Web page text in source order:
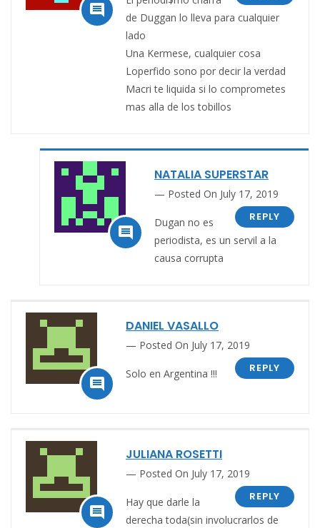

de Duggan lo lleva para cualquier
lado
Una Kermese, cualquier cosa
Loperfido sono por decir la verdad
Macri te liquida si lo comprometes
mas alla de los tobillos

NATALIA SUPERSTAR
Posted On July 17, 2019
REPLY
Dugan no es
periodista, es un servil a la
causa corrupta

DANIEL VASALLO
Posted On July 17, 2019
REPLY
Solo en Argentina !!!

JULIANA ROSETTI
Posted On July 17, 2019
REPLY
Hay que darle la
derecha toda(sin involucrarlos de